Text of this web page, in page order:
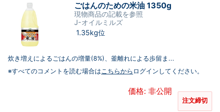
ごはんのための米油 1350g
現物商品の記載を参照
J-オイルミルズ
1.35kg位
炊き増えによるごはんの増量(8%)、釜離れによる歩留ま...
※すべてのコメントを読む場合はこちらから ログインしてください。
価格: 非公開
注文締切